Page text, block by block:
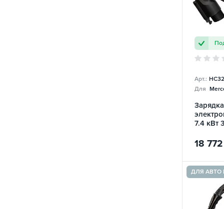
Арт.:
Для
7.4 кВт
18 772
ДЛЯ АВТО